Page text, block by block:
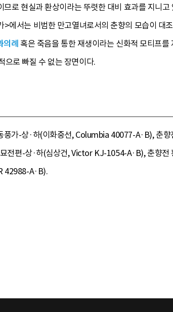
로 현실과 환상이라는 뚜렷한 대비 효과를 지니고
에서는 비범한 만고열녀로서의 춘향의 모습이 대
의례 혹은 죽음을 통한 재생이라는 신화적 모티프를
으로 빠질 수 없는 장면이다.
가-상·하(이화중선, Columbia 40077-A·B), 춘
전편-상·하(심상건, Victor KJ-1054-A·B), 춘향전
42988-A·B).